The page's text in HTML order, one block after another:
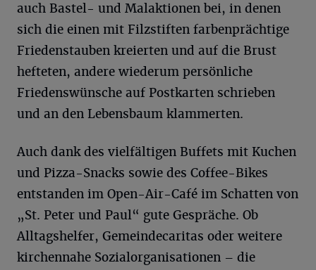
auch Bastel- und Malaktionen bei, in denen
sich die einen mit Filzstiften farbenprächtige
Friedenstauben kreierten und auf die Brust
hefteten, andere wiederum persönliche
Friedenswünsche auf Postkarten schrieben
und an den Lebensbaum klammerten.
Auch dank des vielfältigen Buffets mit Kuchen
und Pizza-Snacks sowie des Coffee-Bikes
entstanden im Open-Air-Café im Schatten von
„St. Peter und Paul“ gute Gespräche. Ob
Alltagshelfer, Gemeindecaritas oder weitere
kirchennahe Sozialorganisationen – die